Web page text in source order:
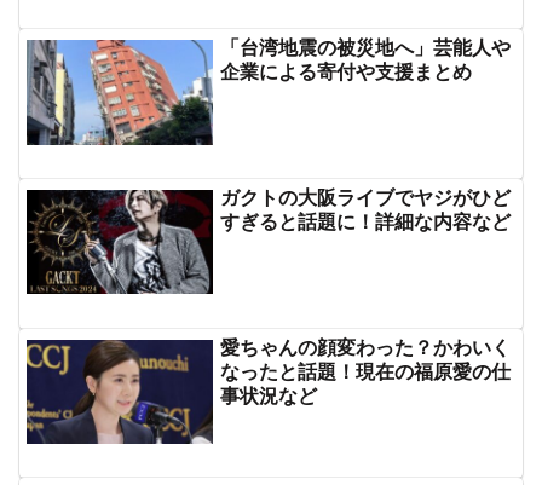
「台湾地震の被災地へ」芸能人や
企業による寄付や支援まとめ
ガクトの大阪ライブでヤジがひど
すぎると話題に！詳細な内容など
愛ちゃんの顔変わった？かわいく
なったと話題！現在の福原愛の仕
事状況など